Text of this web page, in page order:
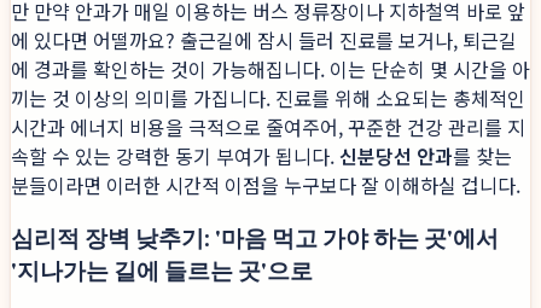
만 만약 안과가 매일 이용하는 버스 정류장이나 지하철역 바로 앞
에 있다면 어떨까요? 출근길에 잠시 들러 진료를 보거나, 퇴근길
에 경과를 확인하는 것이 가능해집니다. 이는 단순히 몇 시간을 아
끼는 것 이상의 의미를 가집니다. 진료를 위해 소요되는 총체적인
시간과 에너지 비용을 극적으로 줄여주어, 꾸준한 건강 관리를 지
속할 수 있는 강력한 동기 부여가 됩니다.신분당선 안과를 찾는
분들이라면 이러한 시간적 이점을 누구보다 잘 이해하실 겁니다.
심리적 장벽 낮추기: '마음 먹고 가야 하는 곳'에서
'지나가는 길에 들르는 곳'으로